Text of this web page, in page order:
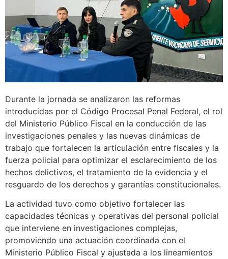
Durante la jornada se analizaron las reformas
introducidas por el Código Procesal Penal Federal, el rol
del Ministerio Público Fiscal en la conducción de las
investigaciones penales y las nuevas dinámicas de
trabajo que fortalecen la articulación entre fiscales y la
fuerza policial para optimizar el esclarecimiento de los
hechos delictivos, el tratamiento de la evidencia y el
resguardo de los derechos y garantías constitucionales.
La actividad tuvo como objetivo fortalecer las
capacidades técnicas y operativas del personal policial
que interviene en investigaciones complejas,
promoviendo una actuación coordinada con el
Ministerio Público Fiscal y ajustada a los lineamientos